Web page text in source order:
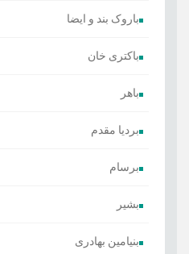
باروک بند و ایضا
باکتری خان
باهر
بردیا مقدم
برسام
بشیر
بنیامین بهادری